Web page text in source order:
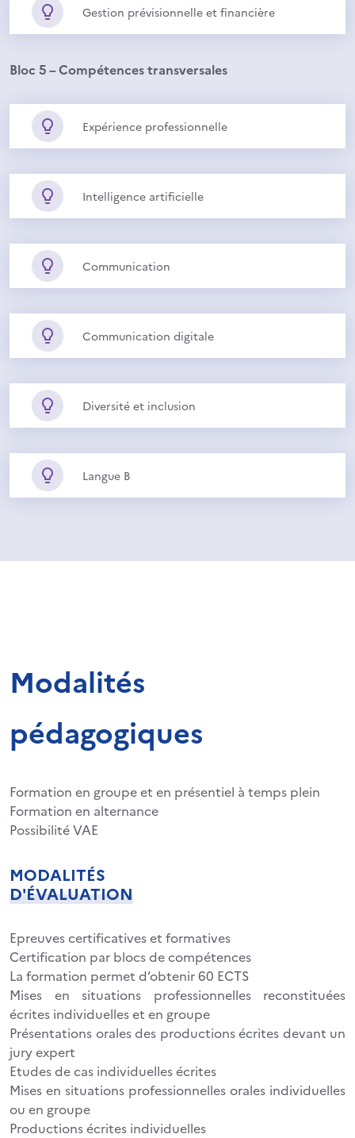
Gestion prévisionnelle et financière
Bloc 5 – Compétences transversales
Expérience professionnelle
Intelligence artificielle
Communication
Communication digitale
Diversité et inclusion
Langue B
Modalités
pédagogiques
Formation en groupe et en présentiel à temps plein
Formation en alternance
Possibilité VAE
MODALITÉS
D'ÉVALUATION
Epreuves certificatives et formatives
Certification par blocs de compétences
La formation permet d’obtenir 60 ECTS
Mises en situations professionnelles reconstituées
écrites individuelles et en groupe
Présentations orales des productions écrites devant un
jury expert
Etudes de cas individuelles écrites
Mises en situations professionnelles orales individuelles
ou en groupe
Productions écrites individuelles